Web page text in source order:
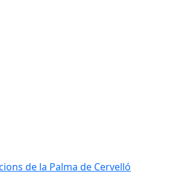
de la Palma de Cervelló